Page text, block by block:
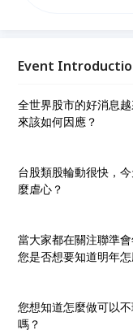
Event
全世界股市的好消息
來該如何因應？
台股類股輪動很快，
麼虐心？
當大家都在關注聯準
您是否想要知道明年
您想知道怎麼做可以
嗎？